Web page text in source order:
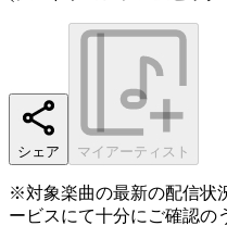
シェア マイアーティスト
※対象楽曲の最新の配信状
ービスにて十分にご確認の